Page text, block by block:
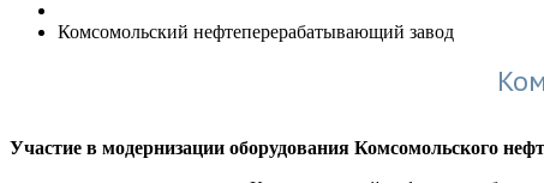
Комсомольский нефтеперерабатывающий завод
Участие в модернизации оборудования Комсомольского